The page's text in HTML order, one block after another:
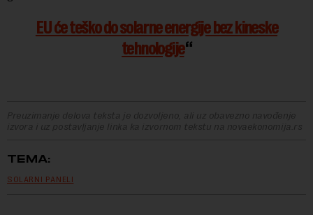
EU će teško do solarne energije bez kineske
tehnologije
Preuzimanje delova teksta je dozvoljeno, ali uz obavezno navođenje
izvora i uz postavljanje linka ka izvornom tekstu na novaekonomija.rs
TEMA:
SOLARNI PANELI